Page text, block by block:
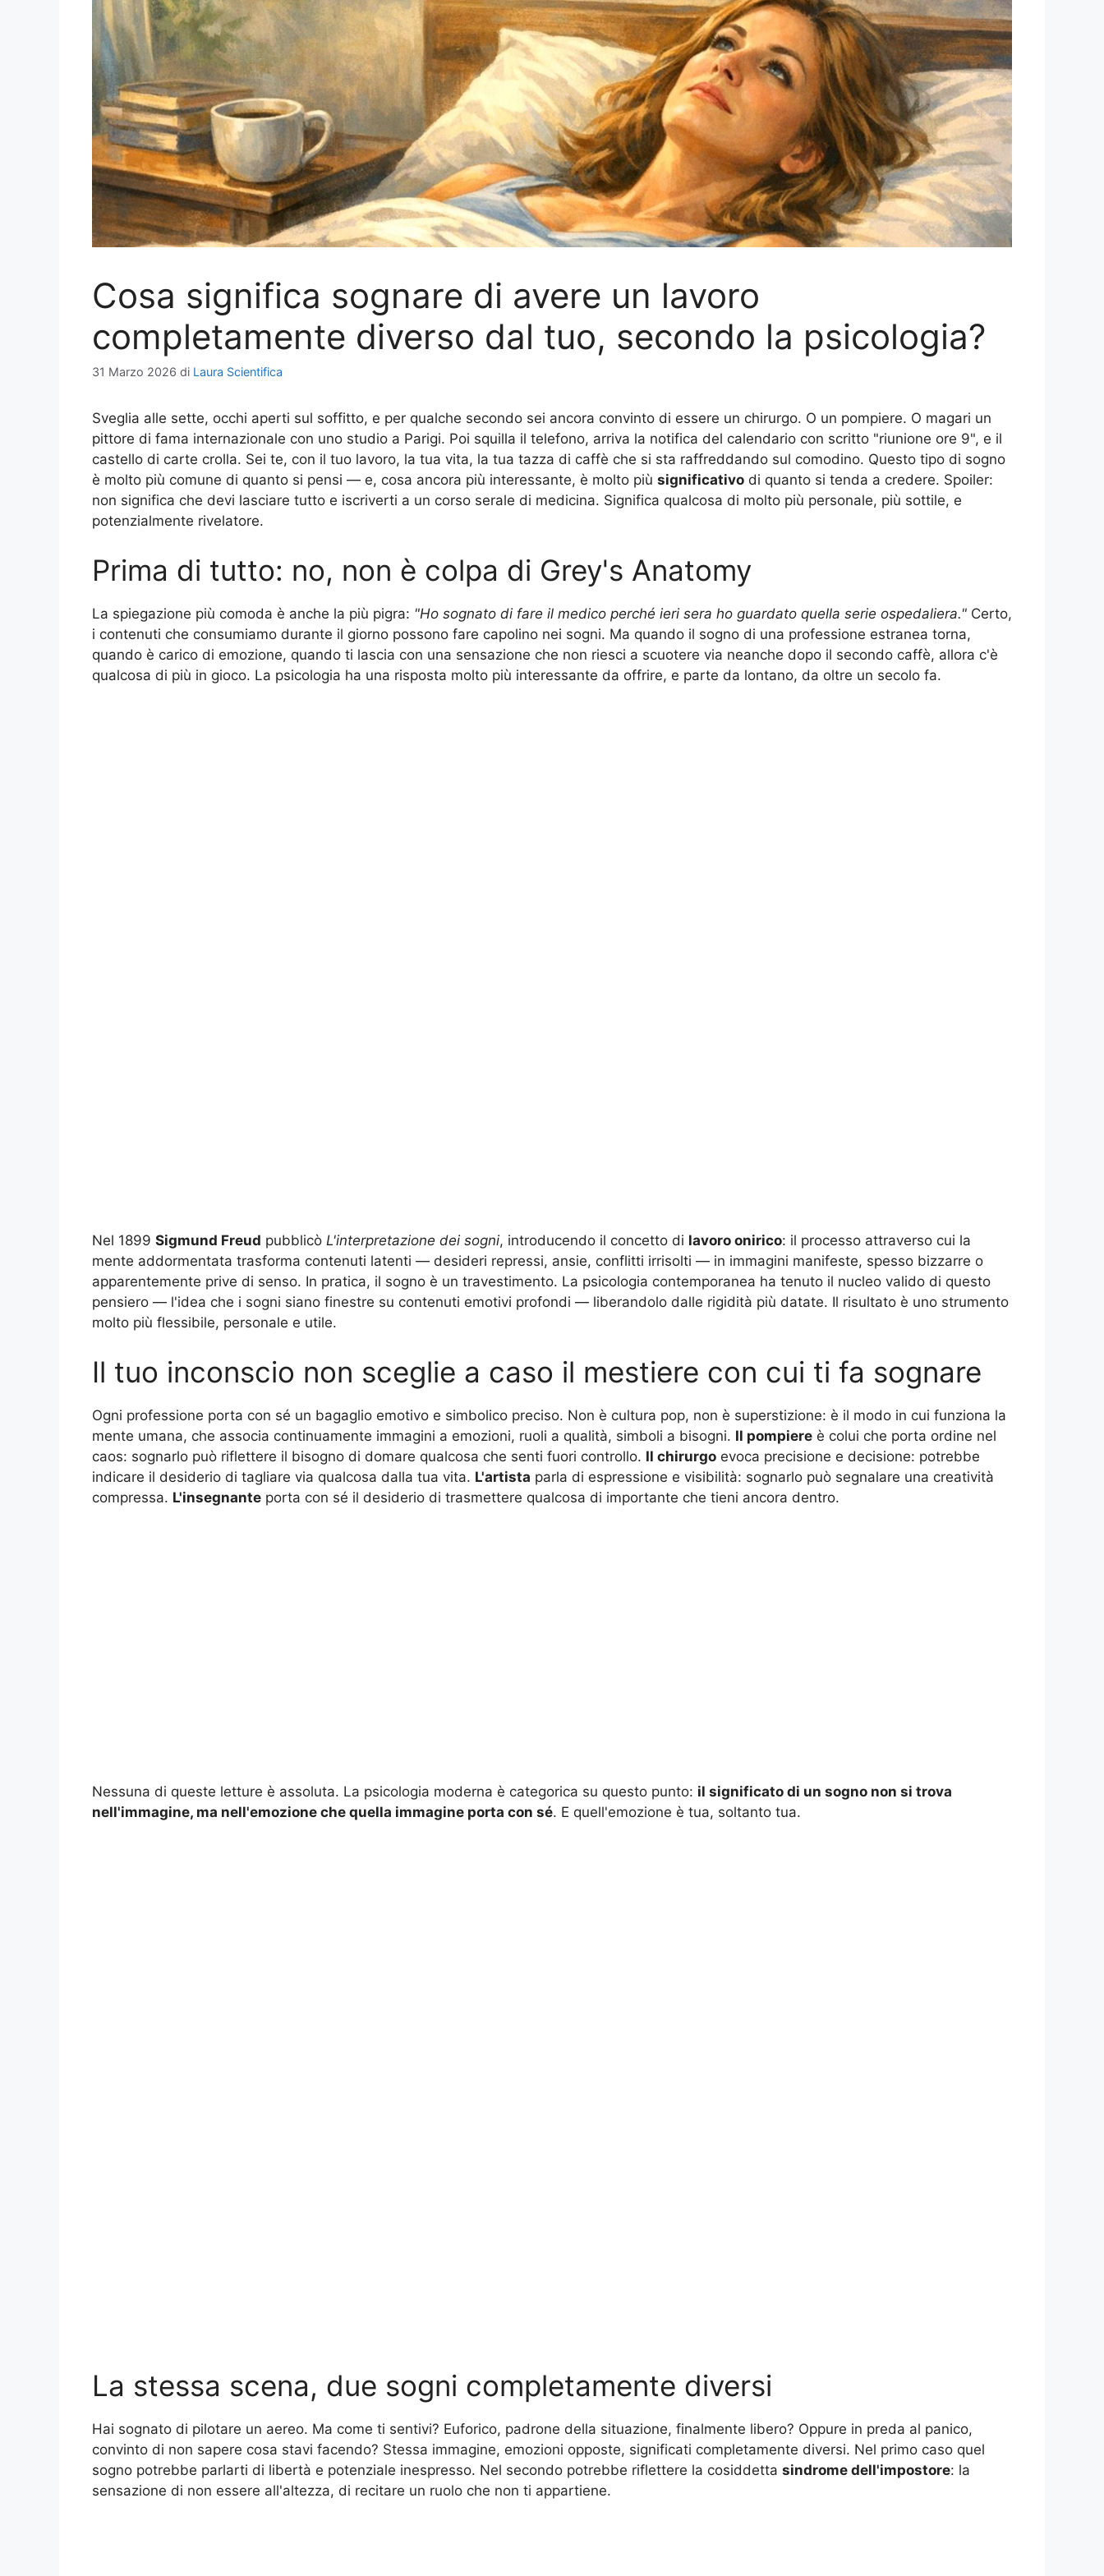
Cosa significa sognare di avere un lavoro
completamente diverso dal tuo, secondo la psicologia?
31 Marzo 2026 di Laura Scientifica
Sveglia alle sette, occhi aperti sul soffitto, e per qualche secondo sei ancora convinto di essere un chirurgo. O un pompiere. O magari un
pittore di fama internazionale con uno studio a Parigi. Poi squilla il telefono, arriva la notifica del calendario con scritto "riunione ore 9", e il
castello di carte crolla. Sei te, con il tuo lavoro, la tua vita, la tua tazza di caffè che si sta raffreddando sul comodino. Questo tipo di sogno
è molto più comune di quanto si pensi — e, cosa ancora più interessante, è molto più significativo di quanto si tenda a credere. Spoiler:
non significa che devi lasciare tutto e iscriverti a un corso serale di medicina. Significa qualcosa di molto più personale, più sottile, e
potenzialmente rivelatore.
Prima di tutto: no, non è colpa di Grey's Anatomy
La spiegazione più comoda è anche la più pigra: "Ho sognato di fare il medico perché ieri sera ho guardato quella serie ospedaliera." Certo,
i contenuti che consumiamo durante il giorno possono fare capolino nei sogni. Ma quando il sogno di una professione estranea torna,
quando è carico di emozione, quando ti lascia con una sensazione che non riesci a scuotere via neanche dopo il secondo caffè, allora c'è
qualcosa di più in gioco. La psicologia ha una risposta molto più interessante da offrire, e parte da lontano, da oltre un secolo fa.
Nel 1899 Sigmund Freud pubblicò L'interpretazione dei sogni, introducendo il concetto di lavoro onirico: il processo attraverso cui la
mente addormentata trasforma contenuti latenti — desideri repressi, ansie, conflitti irrisolti — in immagini manifeste, spesso bizzarre o
apparentemente prive di senso. In pratica, il sogno è un travestimento. La psicologia contemporanea ha tenuto il nucleo valido di questo
pensiero — l'idea che i sogni siano finestre su contenuti emotivi profondi — liberandolo dalle rigidità più datate. Il risultato è uno strumento
molto più flessibile, personale e utile.
Il tuo inconscio non sceglie a caso il mestiere con cui ti fa sognare
Ogni professione porta con sé un bagaglio emotivo e simbolico preciso. Non è cultura pop, non è superstizione: è il modo in cui funziona la
mente umana, che associa continuamente immagini a emozioni, ruoli a qualità, simboli a bisogni. Il pompiere è colui che porta ordine nel
caos: sognarlo può riflettere il bisogno di domare qualcosa che senti fuori controllo. Il chirurgo evoca precisione e decisione: potrebbe
indicare il desiderio di tagliare via qualcosa dalla tua vita. L'artista parla di espressione e visibilità: sognarlo può segnalare una creatività
compressa. L'insegnante porta con sé il desiderio di trasmettere qualcosa di importante che tieni ancora dentro.
Nessuna di queste letture è assoluta. La psicologia moderna è categorica su questo punto: il significato di un sogno non si trova
nell'immagine, ma nell'emozione che quella immagine porta con sé. E quell'emozione è tua, soltanto tua.
La stessa scena, due sogni completamente diversi
Hai sognato di pilotare un aereo. Ma come ti sentivi? Euforico, padrone della situazione, finalmente libero? Oppure in preda al panico,
convinto di non sapere cosa stavi facendo? Stessa immagine, emozioni opposte, significati completamente diversi. Nel primo caso quel
sogno potrebbe parlarti di libertà e potenziale inespresso. Nel secondo potrebbe riflettere la cosiddetta sindrome dell'impostore: la
sensazione di non essere all'altezza, di recitare un ruolo che non ti appartiene.